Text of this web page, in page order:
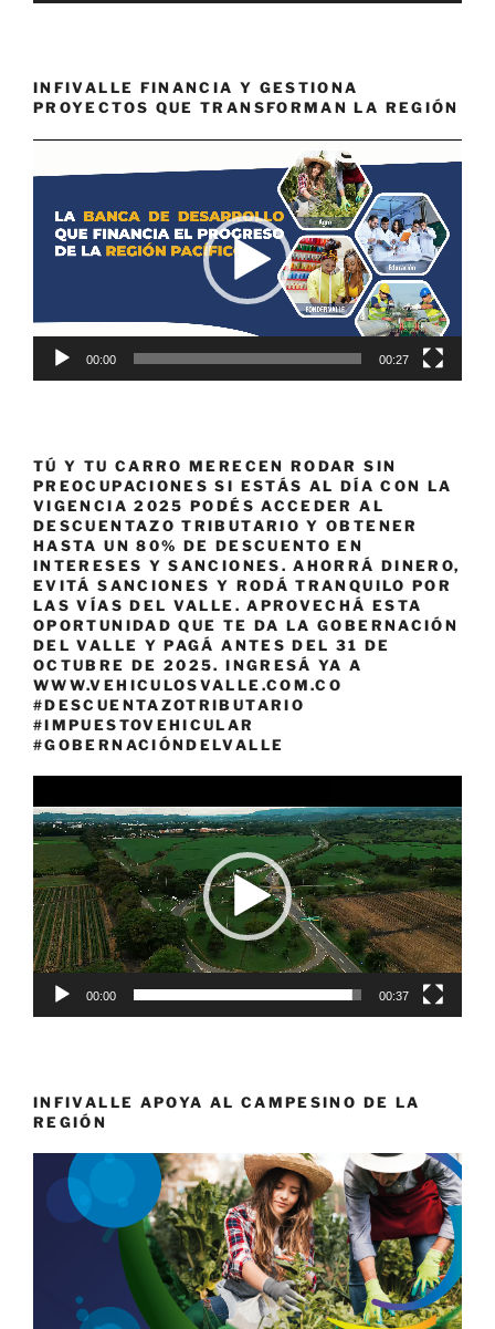
INFIVALLE FINANCIA Y GESTIONA
PROYECTOS QUE TRANSFORMAN LA REGIÓN
de
00:00 00:27
TÚ Y TU CARRO MERECEN RODAR SIN
PREOCUPACIONES SI ESTÁS AL DÍA CON LA
VIGENCIA 2025 PODÉS ACCEDER AL
DESCUENTAZO TRIBUTARIO Y OBTENER
HASTA UN 80% DE DESCUENTO EN
INTERESES Y SANCIONES. AHORRÁ DINERO,
EVITÁ SANCIONES Y RODÁ TRANQUILO POR
LAS VÍAS DEL VALLE. APROVECHÁ ESTA
OPORTUNIDAD QUE TE DA LA GOBERNACIÓN
DEL VALLE Y PAGÁ ANTES DEL 31 DE
OCTUBRE DE 2025. INGRESÁ YA A
WWW.VEHICULOSVALLE.COM.CO
#DESCUENTAZOTRIBUTARIO
#IMPUESTOVEHICULAR
#GOBERNACIÓNDELVALLE
de
vídeo
00:00 00:37
INFIVALLE APOYA AL CAMPESINO DE LA
REGIÓN